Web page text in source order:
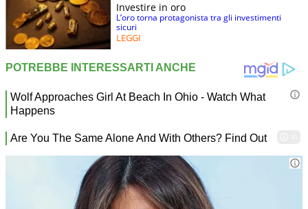
Investire in oro
L’oro torna protagonista tra gli investimenti
sicuri
LEGGI